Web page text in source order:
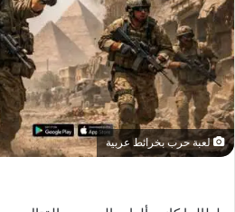
لعبة حرب بخرائط عربية